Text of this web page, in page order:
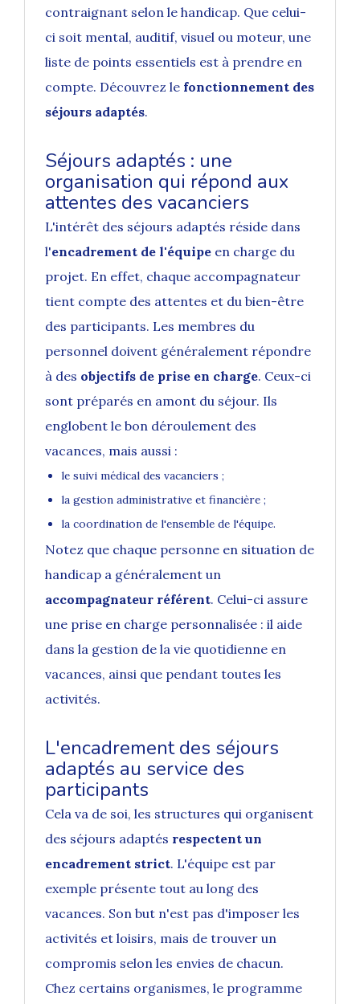
contraignant selon le handicap. Que celui-
ci soit mental, auditif, visuel ou moteur, une
liste de points essentiels est à prendre en
compte. Découvrez le fonctionnement des
séjours adaptés.
Séjours adaptés : une
organisation qui répond aux
attentes des vacanciers
L'intérêt des séjours adaptés réside dans
l'encadrement de l'équipe en charge du
projet. En effet, chaque accompagnateur
tient compte des attentes et du bien-être
des participants. Les membres du
personnel doivent généralement répondre
à des objectifs de prise en charge. Ceux-ci
sont préparés en amont du séjour. Ils
englobent le bon déroulement des
vacances, mais aussi :
le suivi médical des vacanciers ;
la gestion administrative et financière ;
la coordination de l'ensemble de l'équipe.
Notez que chaque personne en situation de
handicap a généralement un
accompagnateur référent. Celui-ci assure
une prise en charge personnalisée : il aide
dans la gestion de la vie quotidienne en
vacances, ainsi que pendant toutes les
activités.
L'encadrement des séjours
adaptés au service des
participants
Cela va de soi, les structures qui organisent
des séjours adaptés respectent un
encadrement strict. L'équipe est par
exemple présente tout au long des
vacances. Son but n'est pas d'imposer les
activités et loisirs, mais de trouver un
compromis selon les envies de chacun.
Chez certains organismes, le programme